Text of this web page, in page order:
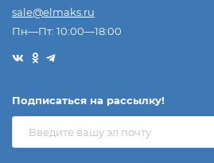
sale@elmaks.ru
Пн—Пт: 10:00—18:00
Подписаться на рассылкy!